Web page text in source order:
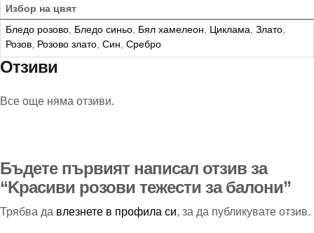
Избор на цвят
Бледо розово Бледо синьо Бял хамелеон Циклама Злато
Розов Розово злато Син Сребро
Отзиви
Все още няма отзиви.
Бъдете първият написал отзив за
“Kрасиви розови тежести за балони”
Трябва да влезнете в профила си, за да публикувате отзив.